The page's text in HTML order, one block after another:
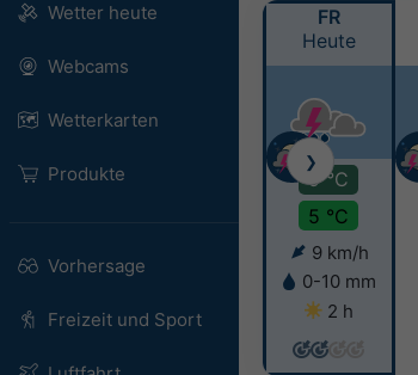
Wetter heute
Webcams
Wetterkarten
Produkte
Vorhersage
Freizeit und Sport
FR
Heute
9 °C
5 °C
9 km/h
0-10 mm
2 h
❯